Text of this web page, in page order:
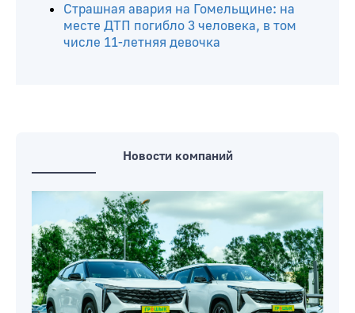
Страшная авария на Гомельщине: на
месте ДТП погибло 3 человека, в том
числе 11-летняя девочка
Новости компаний